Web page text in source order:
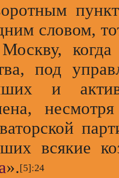
словом,
когда
под
и
всякие
».[5]:24